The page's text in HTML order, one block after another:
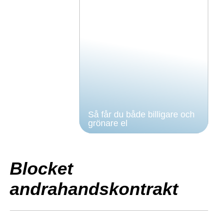
Så får du både billigare och
grönare el
Blocket
andrahandskontrakt